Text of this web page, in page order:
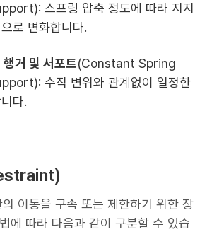
스프링 압축 정도에 따라 지지
로 변화합니다.
거 및 서포트(Constant Spring
수직 변위와 관계없이 일정한
다.
이동을 구속 또는 제한하기 위한 장
에 따라 다음과 같이 구분할 수 있습